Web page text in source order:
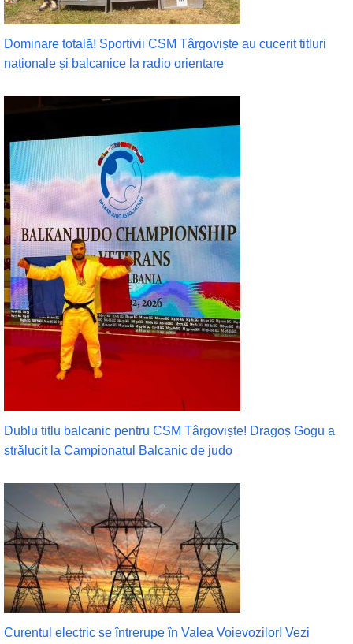
Dominare totală! Sportivii CSM Târgoviște au cucerit titluri
naționale și balcanice la radio orientare
Dublu titlu balcanic pentru CSM Târgoviște! Dragoș Gogu a
strălucit la Campionatul Balcanic de judo
Curentul electric se întrerupe în Valea Voievozilor! Vezi